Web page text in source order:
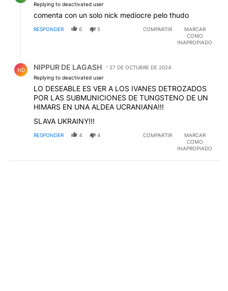
Replying to deactivated user
comenta con un solo nick mediocre pelo thudo
RESPONDER 6 5 COMPARTIR
MARCAR
COMO
INAPROPIADO
ND NIPPUR DE LAGASH
27 DE OCTUBRE DE 2024
Replying to deactivated user
LO DESEABLE ES VER A LOS IVANES DETROZADOS
POR LAS SUBMUNICIONES DE TUNGSTENO DE UN
HIMARS EN UNA ALDEA UCRANIANA!!!
SLAVA UKRAINY!!!
RESPONDER 4 4 COMPARTIR
MARCAR
COMO
INAPROPIADO